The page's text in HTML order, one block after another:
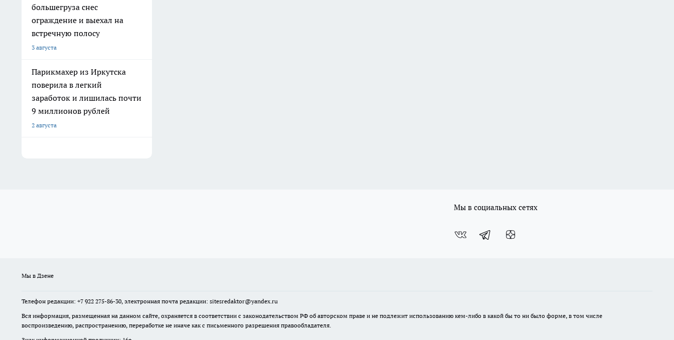
большегруза снес
ограждение и выехал на
встречную полосу
3 августа
Парикмахер из Иркутска
поверила в легкий
заработок и лишилась почти
9 миллионов рублей
2 августа
Мы в социальных сетях
Мы в Дзене
Телефон редакции: +7 922 275-86-30, электронная почта редакции: sitesredaktor@yandex.ru
Вся информация, размещенная на данном сайте, охраняется в соответствии с законодательством РФ об авторском праве и не подлежит использованию кем-либо в какой бы то ни было форме, в том числе
воспроизведению, распространению, переработке не иначе как с письменного разрешения правообладателя.